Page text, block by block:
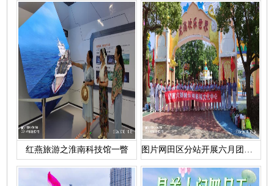
红燕旅游之淮南科技馆一瞥 图片网田区分站开展六月团建活动